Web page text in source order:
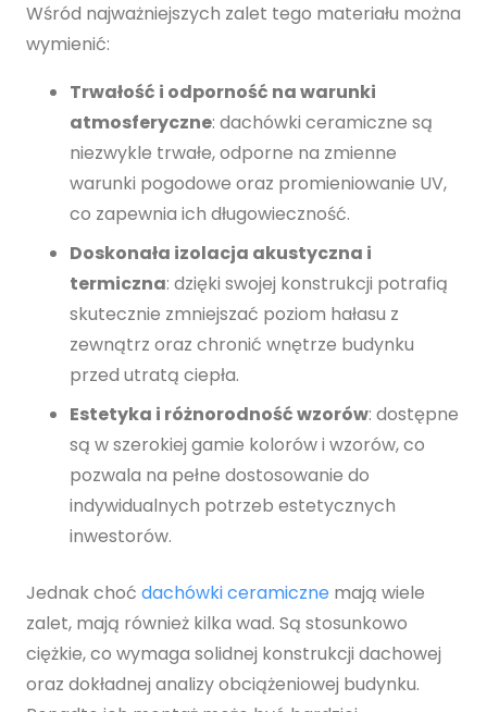
Wśród najważniejszych zalet tego materiału można
wymienić:
Trwałość i odporność na warunki
atmosferyczne: dachówki ceramiczne są
niezwykle trwałe, odporne na zmienne
warunki pogodowe oraz promieniowanie UV,
co zapewnia ich długowieczność.
Doskonała izolacja akustyczna i
termiczna: dzięki swojej konstrukcji potrafią
skutecznie zmniejszać poziom hałasu z
zewnątrz oraz chronić wnętrze budynku
przed utratą ciepła.
Estetyka i różnorodność wzorów: dostępne
są w szerokiej gamie kolorów i wzorów, co
pozwala na pełne dostosowanie do
indywidualnych potrzeb estetycznych
inwestorów.
Jednak choć dachówki ceramiczne mają wiele
zalet, mają również kilka wad. Są stosunkowo
ciężkie, co wymaga solidnej konstrukcji dachowej
oraz dokładnej analizy obciążeniowej budynku.